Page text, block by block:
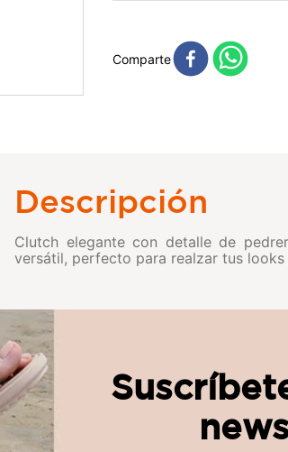
Comparte
Descripción
Clutch elegante con detalle de
versátil, perfecto para realzar tus looks